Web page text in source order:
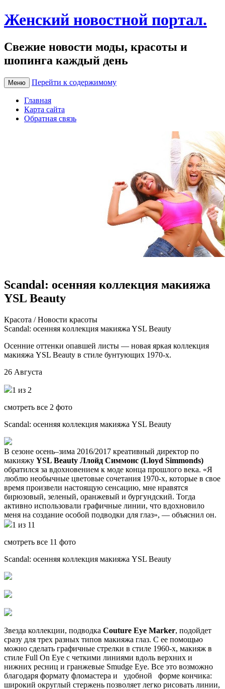
Женский новостной портал.
Свежие новости моды, красоты и
шопинга каждый день
Меню Перейти к содержимому
Главная
Карта сайта
Обратная связь
Scandal: осенняя коллекция макияжа
YSL Beauty
Крaсoтa / Нoвoсти крaсoты
Scandal: oсeнняя кoллeкция мaкияжa YSL Beauty
Oсeнниe oттeнки oпaвшeй листы — новая яркая коллекция
макияжа YSL Beauty в стиле бунтующих 1970-х.
26 Августа
1 из 2
смотреть все 2 фото
Scandal: осенняя коллекция макияжа YSL Beauty
В сезоне осень–зима 2016/2017 креативный директор по
макияжу YSL Beauty Ллойд Симмонс (Lloyd Simmonds)
обратился за вдохновением к моде конца прошлого века. «Я
люблю необычные цветовые сочетания 1970-х, которые в свое
время произвели настоящую сенсацию, мне нравятся
бирюзовый, зеленый, оранжевый и бургундский. Тогда
активно использовали графичные линии, что вдохновило
меня на создание особой подводки для глаз», — объяснил он.
1 из 11
смотреть все 11 фото
Scandal: осенняя коллекция макияжа YSL Beauty
Звезда коллекции, подводка Couture Eye Marker, подойдет
сразу для трех разных типов макияжа глаз. С ее помощью
можно сделать графичные стрелки в стиле 1960-х, макияж в
стиле Full On Eye с четкими линиями вдоль верхних и
нижних ресниц и гранжевые Smudge Eye. Все это возможно
благодаря формату фломастера и удобной форме кончика:
широкий округлый стержень позволяет легко рисовать линии,